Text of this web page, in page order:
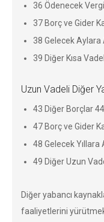
36 Ödenecek
37 Borç ve Gider
38 Gelecek Aylara
39 Diğer Kısa
Uzun Vadeli Diğer
43 Diğer Borçlar
47 Borç ve Gider
48 Gelecek Yıllara
49 Diğer Uzun
Diğer yabancı
faaliyetlerini